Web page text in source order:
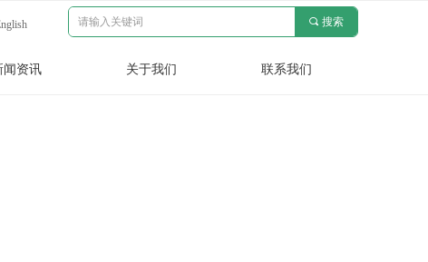
闻资讯 关于我们 联系我们
끠 搜索